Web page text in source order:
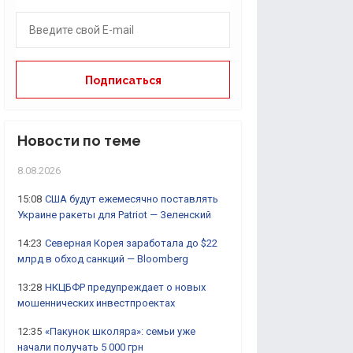
Новости по теме
8.08.2026
15:08 США будут ежемесячно поставлять
Украине ракеты для Patriot — Зеленский
14:23 Северная Корея заработала до $22
млрд в обход санкций — Bloomberg
13:28 НКЦБФР предупреждает о новых
мошеннических инвестпроектах
12:35 «Пакунок школяра»: семьи уже
начали получать 5 000 грн